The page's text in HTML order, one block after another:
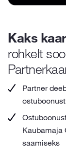
Kaks
rohkelt
Partner
ostuboonust
Kaubamaja
saamiseks